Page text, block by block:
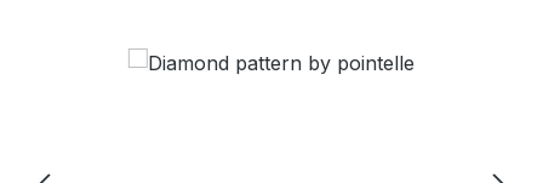
Пропустить галерею изображений